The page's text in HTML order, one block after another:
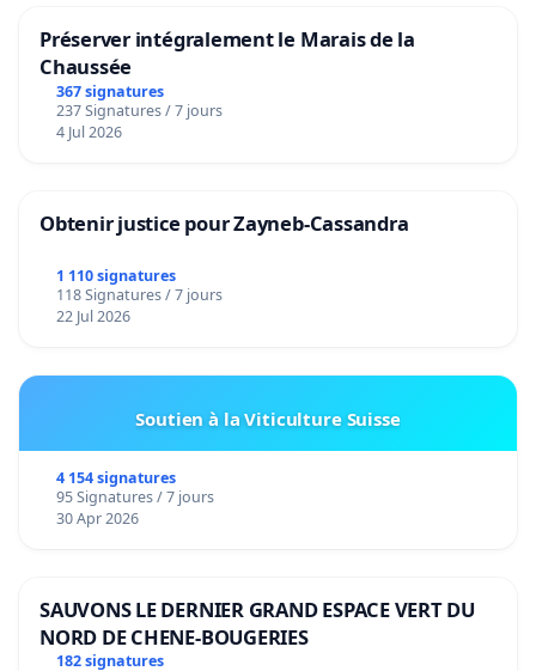
Préserver intégralement le Marais de la
Chaussée
367 signatures
237 Signatures / 7 jours
4 Jul 2026
Obtenir justice pour Zayneb-Cassandra
1 110 signatures
118 Signatures / 7 jours
22 Jul 2026
Soutien à la Viticulture Suisse
4 154 signatures
95 Signatures / 7 jours
30 Apr 2026
SAUVONS LE DERNIER GRAND ESPACE VERT DU
NORD DE CHENE-BOUGERIES
182 signatures